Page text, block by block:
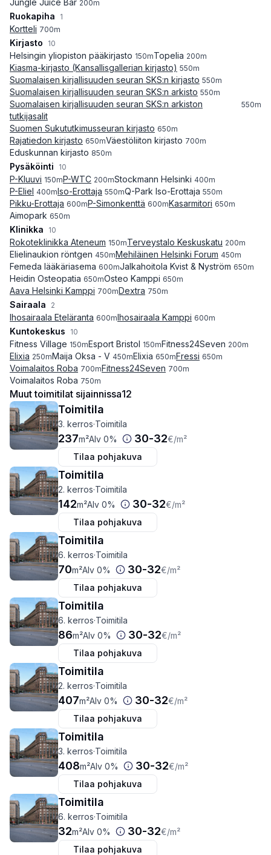
Jungle Juice Bar 200m
Ruokapiha 1
Kortteli 700m
Kirjasto 10
Helsingin yliopiston pääkirjasto 150mTopelia 200m
Kiasma-kirjasto (Kansallisgallerian kirjasto) 550m
Suomalaisen kirjallisuuden seuran SKS:n kirjasto 550m
Suomalaisen kirjallisuuden seuran SKS:n arkisto 550m
Suomalaisen kirjallisuuden seuran SKS:n arkiston
tutkijasalit
550m
Suomen Sukututkimusseuran kirjasto 650m
Rajatiedon kirjasto 650mVäestöliiton kirjasto 700m
Eduskunnan kirjasto 850m
Pysäköinti 10
P-Kluuvi 150mP-WTC 200mStockmann Helsinki 400m
P-Eliel 400mIso-Erottaja 550mQ-Park Iso-Erottaja 550m
Pikku-Erottaja 600mP-Simonkenttä 600mKasarmitori 650m
Aimopark 650m
Klinikka 10
Rokoteklinikka Ateneum 150mTerveystalo Keskuskatu 200m
Elielinaukion röntgen 450mMehiläinen Helsinki Forum 450m
Femeda lääkäriasema 600mJalkahoitola Kvist & Nyström 650m
Heidin Osteopatia 650mOsteo Kamppi 650m
Aava Helsinki Kamppi 700mDextra 750m
Sairaala 2
Ihosairaala Eteläranta 600mIhosairaala Kamppi 600m
Kuntokeskus 10
Fitness Village 150mEsport Bristol 150mFitness24Seven 200m
Elixia 250mMaija Oksa - V 450mElixia 650mFressi 650m
Voimalaitos Roba 700mFitness24Seven 700m
Voimalaitos Roba 750m
Muut toimitilat sijainnissa12
Toimitila
3. kerros·Toimitila
237m²Alv 0% 30-32€/m²
Tilaa pohjakuva
Toimitila
2. kerros·Toimitila
142m²Alv 0% 30-32€/m²
Tilaa pohjakuva
Toimitila
6. kerros·Toimitila
70m²Alv 0% 30-32€/m²
Tilaa pohjakuva
Toimitila
6. kerros·Toimitila
86m²Alv 0% 30-32€/m²
Tilaa pohjakuva
Toimitila
2. kerros·Toimitila
407m²Alv 0% 30-32€/m²
Tilaa pohjakuva
Toimitila
3. kerros·Toimitila
408m²Alv 0% 30-32€/m²
Tilaa pohjakuva
Toimitila
6. kerros·Toimitila
32m²Alv 0% 30-32€/m²
Tilaa pohjakuva